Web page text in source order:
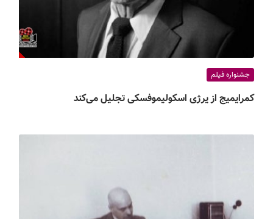
جشنواره فیلم
کمرایمیج از یرژی اسکولیموفسکی تجلیل می‌کند